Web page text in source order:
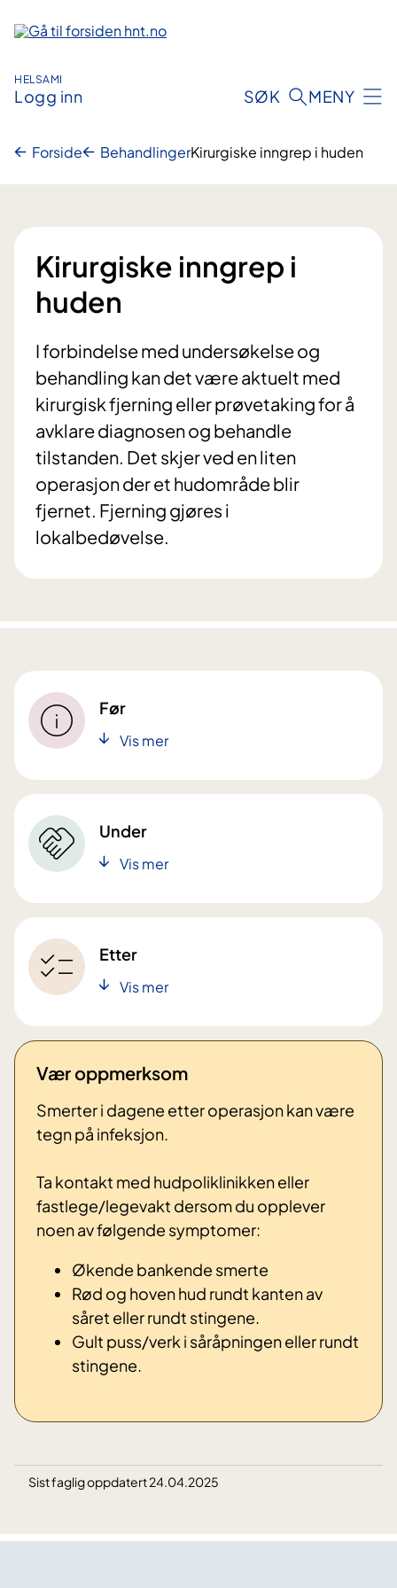
innhold
HELSAMI
Logg inn SØK MENY
Forside BehandlingerKirurgiske inngrep i huden
Kirurgiske inngrep i
huden
I forbindelse med undersøkelse og
behandling kan det være aktuelt med
kirurgisk fjerning eller prøvetaking for å
avklare diagnosen og behandle
tilstanden. Det skjer ved en liten
operasjon der et hudområde blir
fjernet. Fjerning gjøres i
lokalbedøvelse.
Før
Vis mer
Under
Vis mer
Etter
Vis mer
Vær oppmerksom
Smerter i dagene etter operasjon kan være
tegn på infeksjon.
Ta kontakt med hudpoliklinikken eller
fastlege/legevakt dersom du opplever
noen av følgende symptomer:
Økende bankende smerte
Rød og hoven hud rundt kanten av
såret eller rundt stingene.
Gult puss/verk i såråpningen eller rundt
stingene.
Sist faglig oppdatert 24.04.2025